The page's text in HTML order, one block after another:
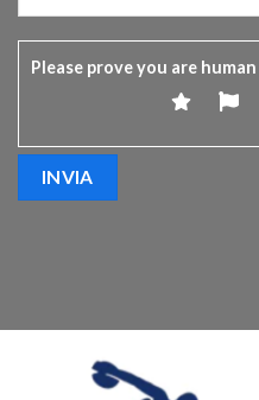
Please prove you are